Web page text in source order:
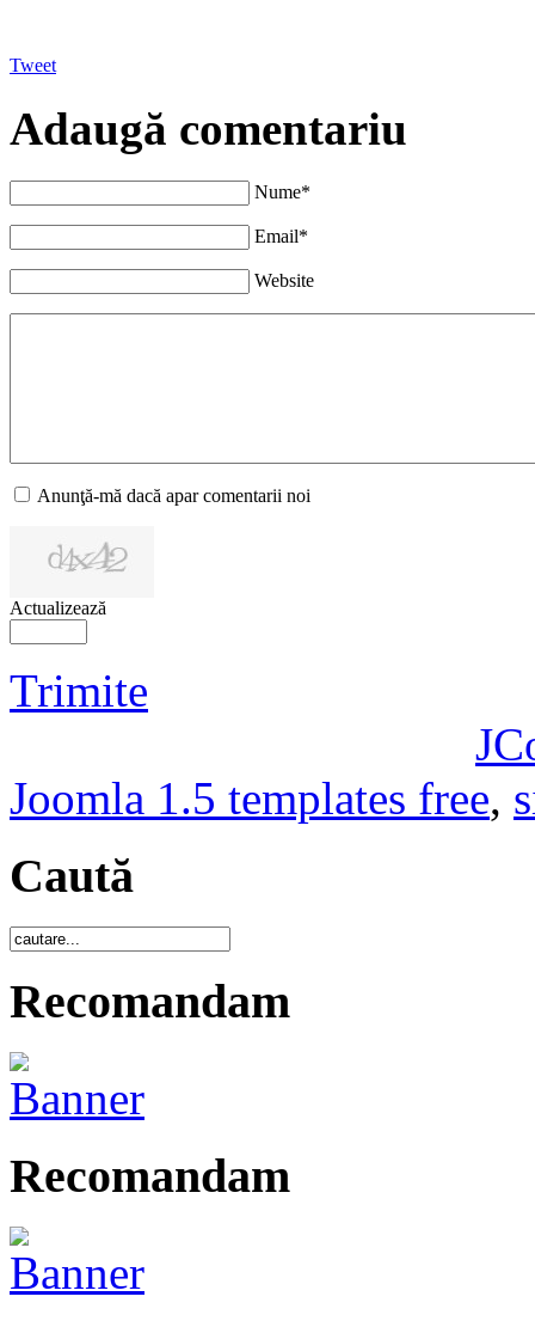
Tweet
Adaugă comentariu
Nume*
Email*
Website
Anunţă-mă dacă apar comentarii noi
Actualizează
Trimite
Joomla 1.5 templates free,
Caută
Recomandam
Recomandam